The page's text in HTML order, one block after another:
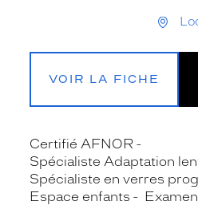
VOIR LA FICHE
Certifié AFNOR
Spécialiste Adaptation
Spécialiste en verres
Espace enfants